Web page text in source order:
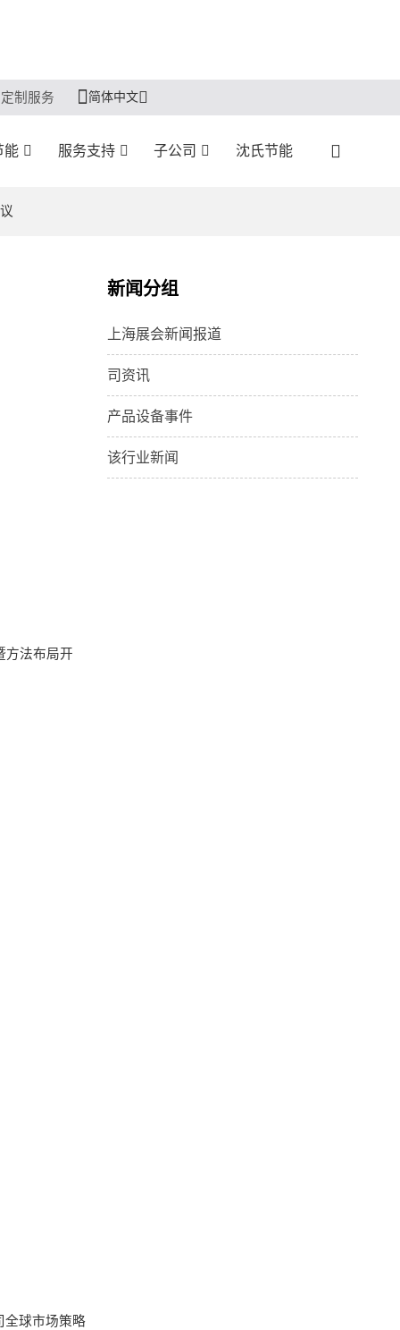
定制服务 简体中文
能 服务支持 子公司 沈氏节能
方法布局开
全球市场策略
新闻分组
上海展会新闻报道
司资讯
产品设备事件
该行业新闻